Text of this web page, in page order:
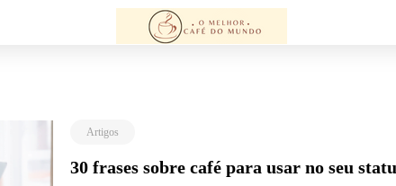
Artigos
30 frases sobre café para usar no seu